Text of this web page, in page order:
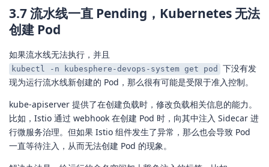
3.7 流水线一直 Pending，Kubernetes 无法
创建 Pod
如果流水线无法执行，并且
kubectl -n kubesphere-devops-system get pod
下没有发
现为运行流水线新创建的 Pod，那么很有可能是受限于准入控制。
kube-apiserver 提供了在创建负载时，修改负载相关信息的能力。
比如，Istio 通过 webhook 在创建 Pod 时，向其中注入 Sidecar 进
行微服务治理。但如果 Istio 组件发生了异常，那么也会导致 Pod
一直等待注入，从而无法创建 Pod 的现象。